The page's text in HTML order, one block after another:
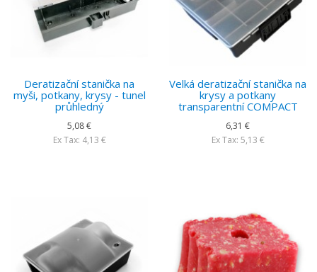
Deratizační stanička na
myši, potkany, krysy - tunel
průhledný
5,08 €
Ex Tax: 4,13 €
Velká deratizační stanička na
krysy a potkany
transparentní COMPACT
6,31 €
Ex Tax: 5,13 €